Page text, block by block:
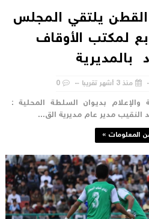
يلتقي المجلس
لمكتب الأوقاف
بالمديرية
منذ 3 أشهر تقريبا 0
بديوان السلطة المحلية :
مدير عام مديرية الق...
»